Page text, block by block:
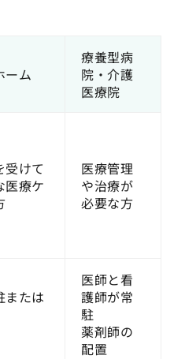
ーム
療養型病
院・介護
医療院
受けて
医療ケ
医療管理
や治療が
必要な方
または
医師と看
護師が常
駐
薬剤師の
配置